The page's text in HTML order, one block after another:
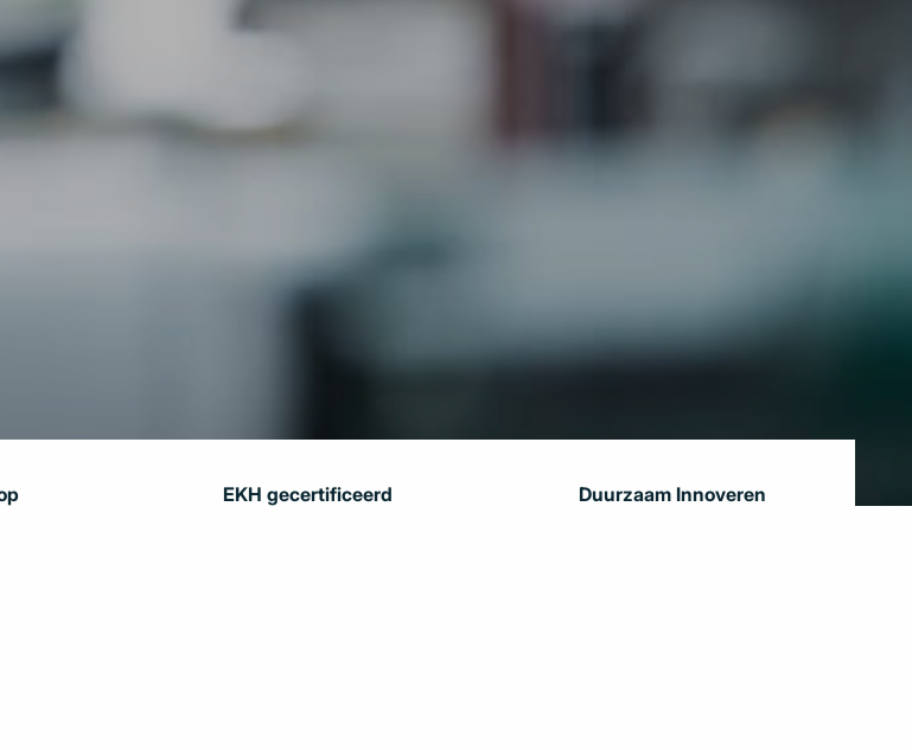
EKH gecertificeerd Duurzaam Innoveren